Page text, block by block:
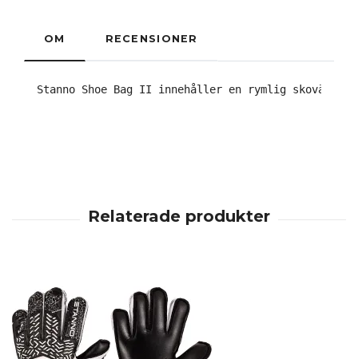
OM RECENSIONER
Stanno Shoe Bag II innehåller en rymlig